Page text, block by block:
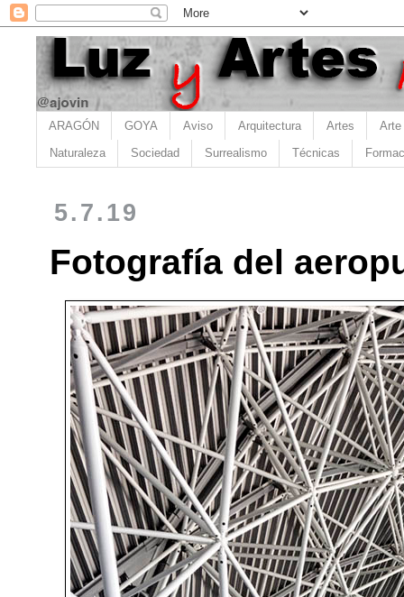
ARAGÓN GOYA Aviso Arquitectura Artes Arte
Naturaleza Sociedad Surrealismo Técnicas
5.7.19
Fotografía del